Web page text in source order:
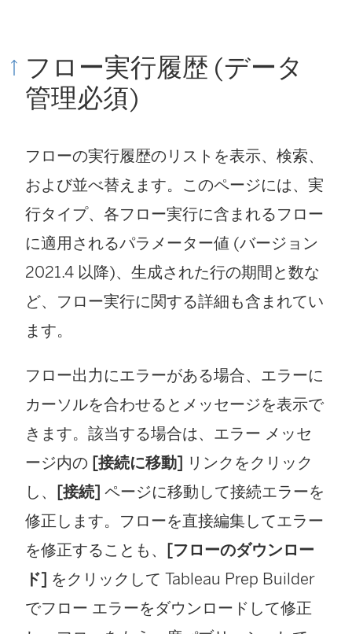
ン
ク
開
く
)
フロー実行履歴 (データ
管理必須)
フローの実行履歴のリストを表示、検索、
および並べ替えます。このページには、実
行タイプ、各フロー実行に含まれるフロー
に適用されるパラメーター値 (バージョン
2021.4 以降)、生成された行の期間と数な
ど、フロー実行に関する詳細も含まれてい
ます。
フロー出力にエラーがある場合、エラーに
カーソルを合わせるとメッセージを表示で
きます。該当する場合は、エラー メッセ
ージ内の [接続に移動] リンクをクリック
し、 [接続] ページに移動して接続エラーを
修正します。フローを直接編集してエラー
を修正することも、 [フローのダウンロー
ド] をクリックして Tableau Prep Builder
でフロー エラーをダウンロードして修正